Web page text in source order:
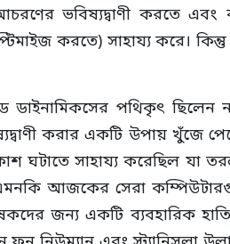
ভবিষ্যদ্বাণী করতে এবং
করতে) সাহায্য করে।
ডাইনামিকসের পথিকৃৎ
করার একটি উপায়
ঘটাতে সাহায্য করেছিল যা
আজকের সেরা
জন্য একটি ব্যবহারিক